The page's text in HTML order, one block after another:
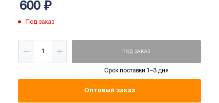
600₽
Под заказ
ПОД ЗАКАЗ
Срок поставки 1–3 дня
Оптовый заказ